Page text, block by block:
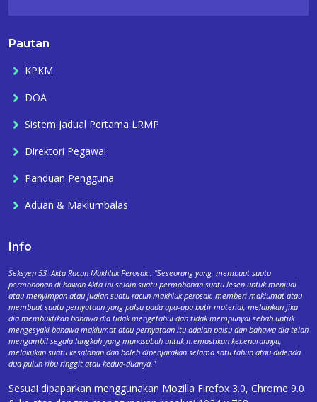
Pautan
KPKM
DOA
Sistem Jadual Pertama LRMP
Direktori Pegawai
Panduan Pengguna
Aduan & Maklumbalas
Info
Seksyen 53, Akta Racun Makhluk Perosak : "Seseorang yang, membuat suatu
permohonan di bawah Akta ini selain suatu permohonan suatu lesen untuk menjual
atau menyimpan atau jualan suatu racun makhluk perosak, memberi maklumat atau
membuat suatu pernyataan yang palsu pada apa-apa butir material, melainkan jika
dia membuktikan bahawa dia tidak mengetahui dan tidak mempunyai sebab untuk
mengesyaki bahawa maklumat atau pernyataan itu adalah palsu dan bahawa dia telah
mengambil segala langkah yang munasabah untuk memastikan kebenarannya,
melakukan suatu kesalahan dan boleh dipenjarakan selama satu tahun atau didenda
dua puluh ribu ringgit atau kedua-duanya."
Sesuai dipaparkan menggunakan Mozilla Firefox 3.0, Chrome 9.0